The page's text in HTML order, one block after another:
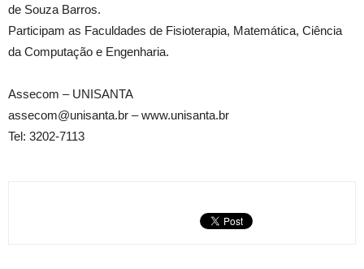
de Souza Barros.
Participam as Faculdades de Fisioterapia, Matemática, Ciência
da Computação e Engenharia.
Assecom – UNISANTA
assecom@unisanta.br – www.unisanta.br
Tel: 3202-7113